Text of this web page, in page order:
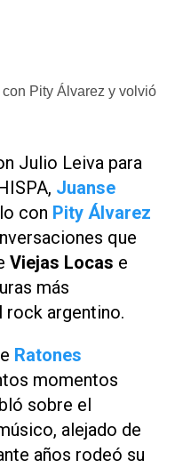
Pity Álvarez y volvió
Julio Leiva para
, Juanse
con Pity Álvarez
que
Viejas Locas e
más
rock argentino.
Ratones
momentos
sobre el
alejado de
años rodeó su